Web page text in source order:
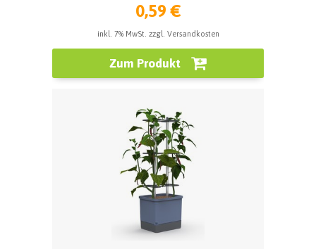
0,59 €
inkl. 7% MwSt. zzgl. Versandkosten
Zum Produkt